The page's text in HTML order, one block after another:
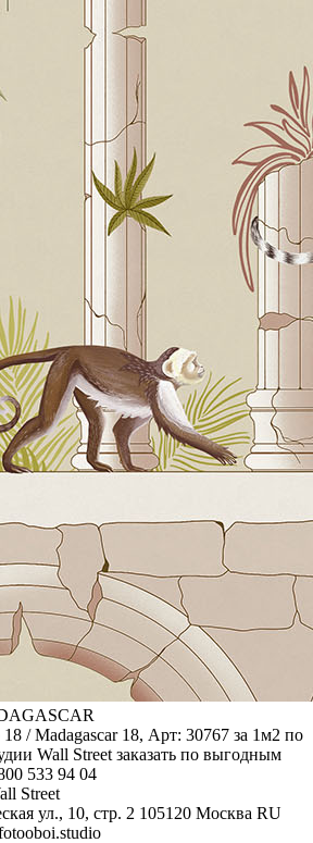
/ Madagascar 18, Арт: 30767 за 1м2 по
Wall Street заказать по выгодным
533 94 04
Street
ул., 10, стр. 2 105120 Москва RU